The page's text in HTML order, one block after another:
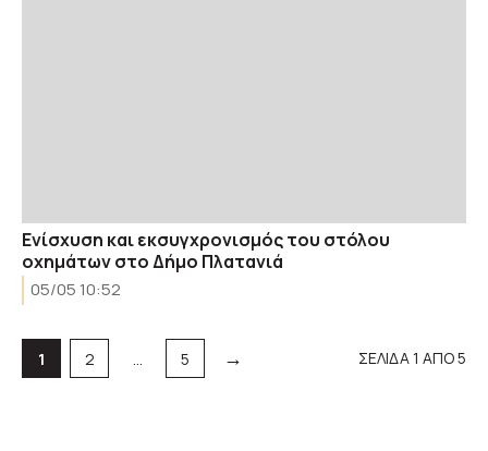
Ενίσχυση και εκσυγχρονισμός του στόλου
οχημάτων στο Δήμο Πλατανιά
05/05 10:52
Σελίδα
1 Σελίδα
2 … Σελίδα
5 → ΣΕΛΙΔΑ 1 ΑΠΟ 5